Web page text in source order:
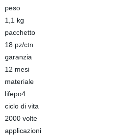
peso
1,1 kg
pacchetto
18 pz/ctn
garanzia
12 mesi
materiale
lifepo4
ciclo di vita
2000 volte
applicazioni